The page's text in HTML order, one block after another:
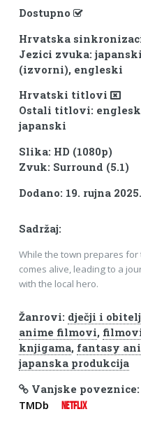
Dostupno
Hrvatska
Jezici zvuka: japanski
(izvorni), engleski
Hrvatski titlovi
Ostali titlovi:
japanski
Slika: HD (1080p)
Zvuk: Surround (5.1)
Dodano: 19. rujna 2025.
Sadržaj:
While the town prepares for
comes alive, leading to a
with the local hero.
Žanrovi: dječji i
anime filmovi,
knjigama, fantasy
japanska produkcija
Vanjske poveznice:
TMDb NETFLIX